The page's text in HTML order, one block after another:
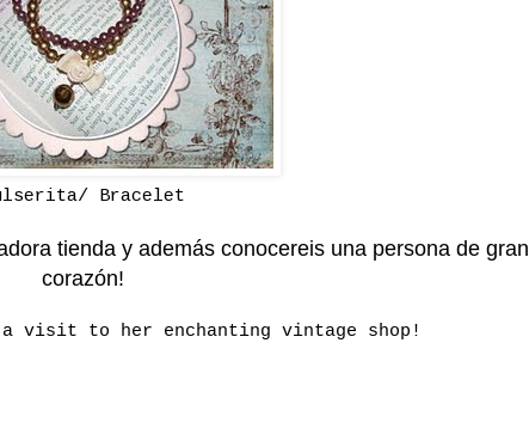
Bracelet
tienda y además conocereis una persona de gran
corazón!
visit to her enchanting vintage shop!